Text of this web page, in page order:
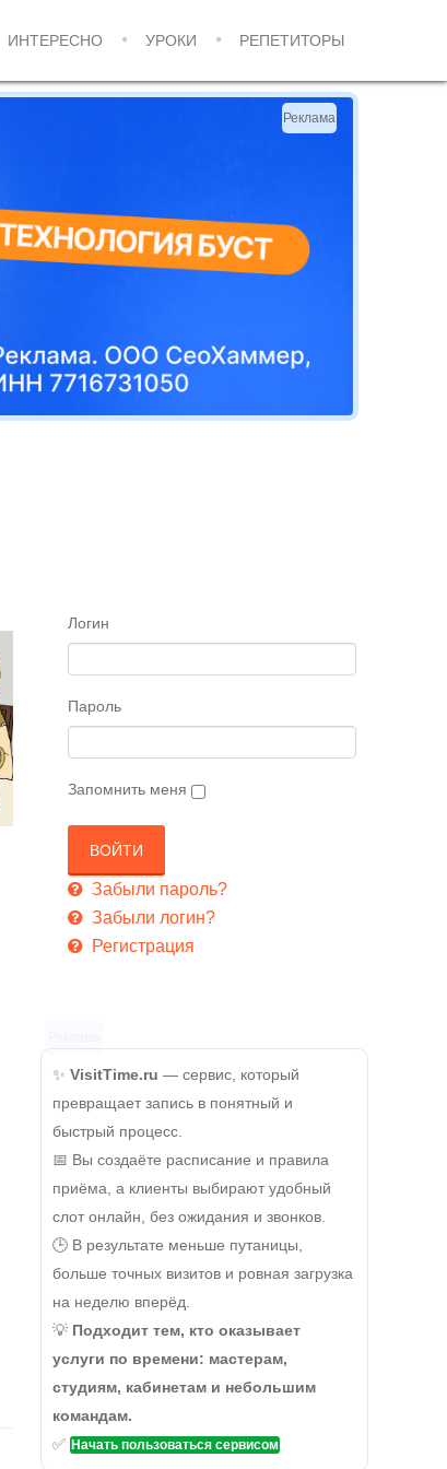
ИНТЕРЕСНО УРОКИ РЕПЕТИТОРЫ
Реклама
Логин
Пароль
Запомнить меня
Забыли пароль?
Забыли логин?
Регистрация
✨ VisitTime.ru — сервис, который
превращает запись в понятный и
быстрый процесс.
📅 Вы создаёте расписание и правила
приёма, а клиенты выбирают удобный
слот онлайн, без ожидания и звонков.
🕒 В результате меньше путаницы,
больше точных визитов и ровная загрузка
на неделю вперёд.
💡 Подходит тем, кто оказывает
услуги по времени: мастерам,
студиям, кабинетам и небольшим
командам.
✅ Начать пользоваться сервисом